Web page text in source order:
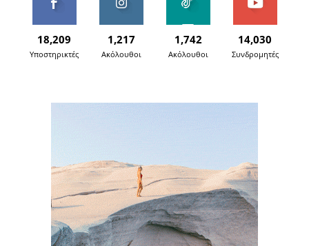
18,209
Υποστηρικτές
1,217
Ακόλουθοι
1,742
Ακόλουθοι
14,030
Συνδρομητές